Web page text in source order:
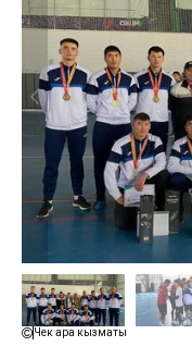
Чек ара кызматы